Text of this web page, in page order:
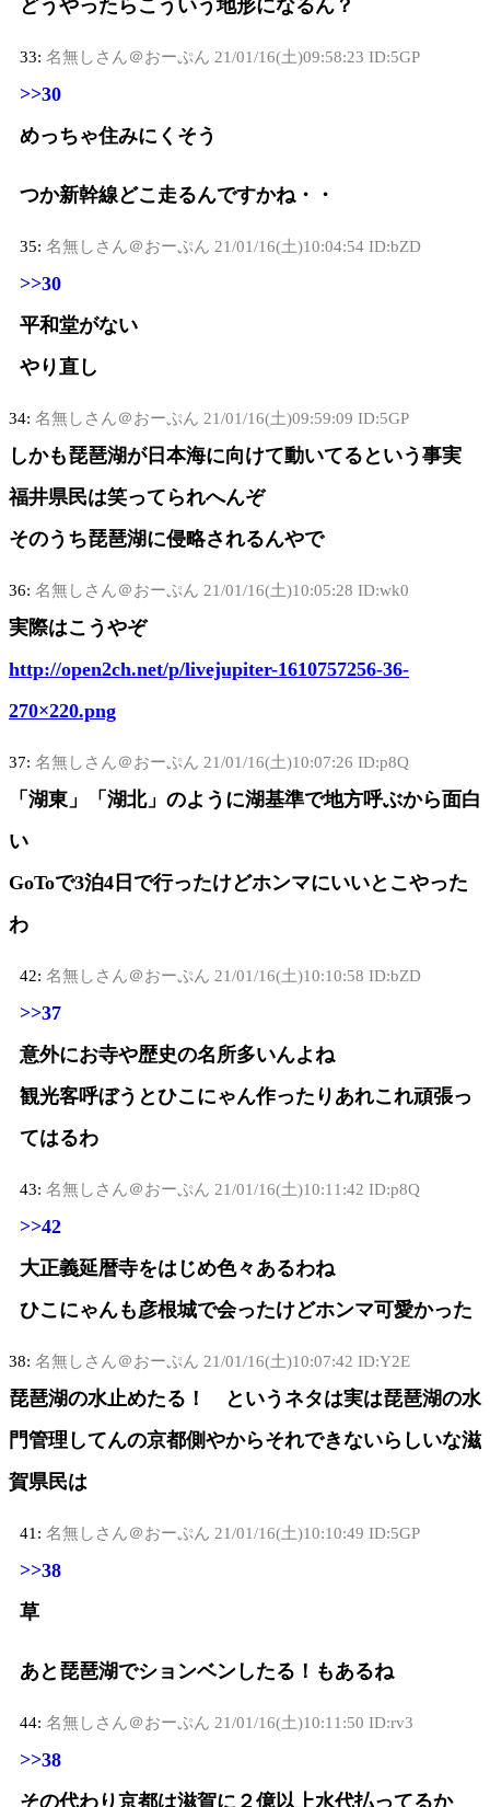
どうやったらこういう地形になるん？
33: 名無しさん＠おーぷん 21/01/16(土)09:58:23 ID:5GP
>>30
めっちゃ住みにくそう
つか新幹線どこ走るんですかね・・
35: 名無しさん＠おーぷん 21/01/16(土)10:04:54 ID:bZD
>>30
平和堂がない
やり直し
34: 名無しさん＠おーぷん 21/01/16(土)09:59:09 ID:5GP
しかも琵琶湖が日本海に向けて動いてるという事実
福井県民は笑ってられへんぞ
そのうち琵琶湖に侵略されるんやで
36: 名無しさん＠おーぷん 21/01/16(土)10:05:28 ID:wk0
実際はこうやぞ
http://open2ch.net/p/livejupiter-1610757256-36-
270×220.png
37: 名無しさん＠おーぷん 21/01/16(土)10:07:26 ID:p8Q
「湖東」「湖北」のように湖基準で地方呼ぶから面白
い
GoToで3泊4日で行ったけどホンマにいいとこやった
わ
42: 名無しさん＠おーぷん 21/01/16(土)10:10:58 ID:bZD
>>37
意外にお寺や歴史の名所多いんよね
観光客呼ぼうとひこにゃん作ったりあれこれ頑張っ
てはるわ
43: 名無しさん＠おーぷん 21/01/16(土)10:11:42 ID:p8Q
>>42
大正義延暦寺をはじめ色々あるわね
ひこにゃんも彦根城で会ったけどホンマ可愛かった
38: 名無しさん＠おーぷん 21/01/16(土)10:07:42 ID:Y2E
琵琶湖の水止めたる！ というネタは実は琵琶湖の水
門管理してんの京都側やからそれできないらしいな滋
賀県民は
41: 名無しさん＠おーぷん 21/01/16(土)10:10:49 ID:5GP
>>38
草
あと琵琶湖でションベンしたる！もあるね
44: 名無しさん＠おーぷん 21/01/16(土)10:11:50 ID:rv3
>>38
その代わり京都は滋賀に２億以上水代払ってるか